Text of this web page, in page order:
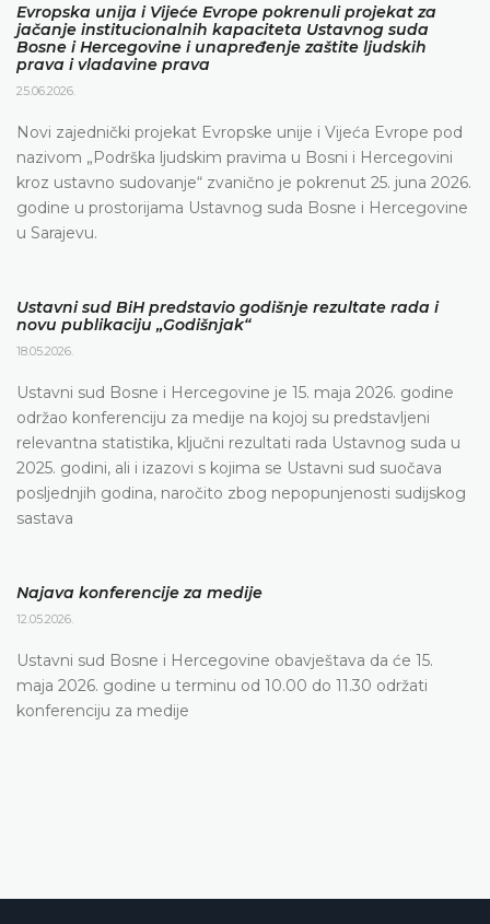
Evropska unija i Vijeće Evrope pokrenuli projekat za
jačanje institucionalnih kapaciteta Ustavnog suda
Bosne i Hercegovine i unapređenje zaštite ljudskih
prava i vladavine prava
25.06.2026.
Novi zajednički projekat Evropske unije i Vijeća Evrope pod
nazivom „Podrška ljudskim pravima u Bosni i Hercegovini
kroz ustavno sudovanje“ zvanično je pokrenut 25. juna 2026.
godine u prostorijama Ustavnog suda Bosne i Hercegovine
u Sarajevu.
Ustavni sud BiH predstavio godišnje rezultate rada i
novu publikaciju „Godišnjak“
18.05.2026.
Ustavni sud Bosne i Hercegovine je 15. maja 2026. godine
održao konferenciju za medije na kojoj su predstavljeni
relevantna statistika, ključni rezultati rada Ustavnog suda u
2025. godini, ali i izazovi s kojima se Ustavni sud suočava
posljednjih godina, naročito zbog nepopunjenosti sudijskog
sastava
Najava konferencije za medije
12.05.2026.
Ustavni sud Bosne i Hercegovine obavještava da će 15.
maja 2026. godine u terminu od 10.00 do 11.30 održati
konferenciju za medije